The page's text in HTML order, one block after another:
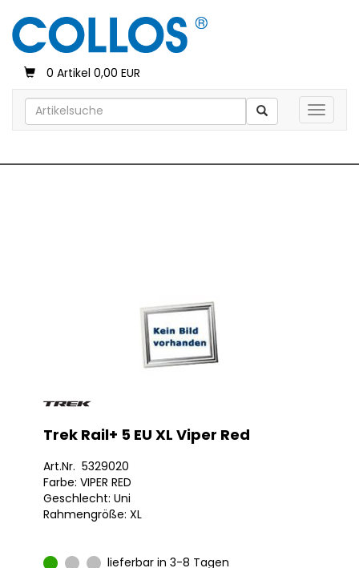
0 Artikel 0,00 EUR
Toggle
Trek Rail+ 5 EU XL Viper Red
Art.Nr. 5329020
Farbe: VIPER RED
Geschlecht: Uni
Rahmengröße: XL
lieferbar in 3-8 Tagen